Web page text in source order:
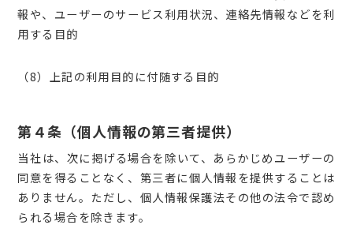
報や、ユーザーのサービス利用状況、連絡先情報などを利
用する目的
（8）上記の利用目的に付随する目的
第４条（個人情報の第三者提供）
当社は、次に掲げる場合を除いて、あらかじめユーザーの
同意を得ることなく、第三者に個人情報を提供することは
ありません。ただし、個人情報保護法その他の法令で認め
られる場合を除きます。